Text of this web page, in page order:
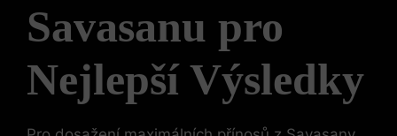
Savasanu pro
Nejlepší Výsledky